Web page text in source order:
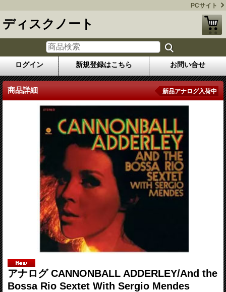
PCサイト
ディスクノート
ログイン 新規登録はこちら お問い合せ
商品詳細 新品アナログ入荷中
アナログ CANNONBALL ADDERLEY/And the
Bossa Rio Sextet With Sergio Mendes